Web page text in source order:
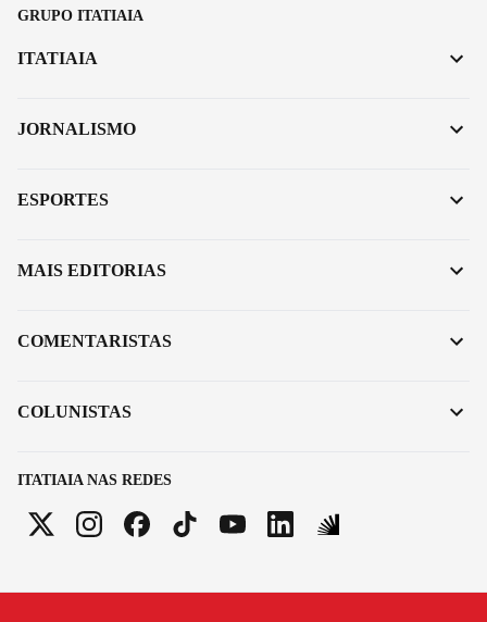
GRUPO ITATIAIA
ITATIAIA NAS REDES
ITATIAIA
JORNALISMO
ESPORTES
MAIS EDITORIAS
COMENTARISTAS
COLUNISTAS